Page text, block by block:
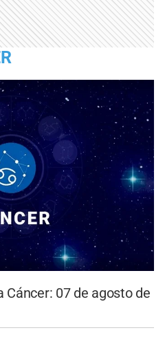
Cáncer: 07 de agosto de